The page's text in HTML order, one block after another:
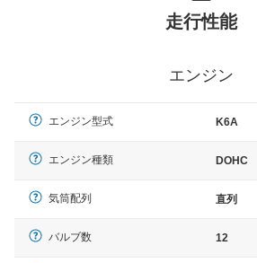
走行性能
エンジン
エンジン型式 K6A
エンジン種類 DOHC
気筒配列 直列
バルブ数 12